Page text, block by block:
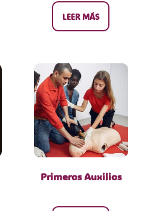
LEER MÁS
Primeros Auxilios